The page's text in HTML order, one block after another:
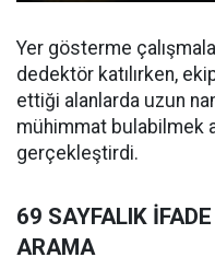
Yer gösterme
dedektör katılırken,
ettiği alanlarda uzun
mühimmat bulabilmek
gerçekleştirdi.
69 SAYFALIK
ARAMA